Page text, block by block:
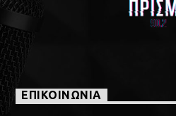
ΕΠΙΚΟΙΝΩΝΙΑ